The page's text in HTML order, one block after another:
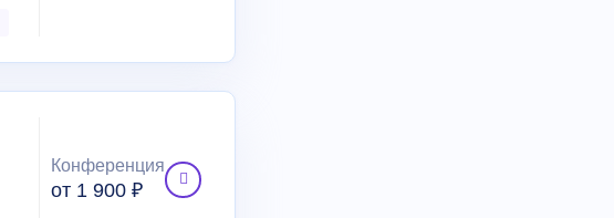
Конференция
от 1 900 ₽